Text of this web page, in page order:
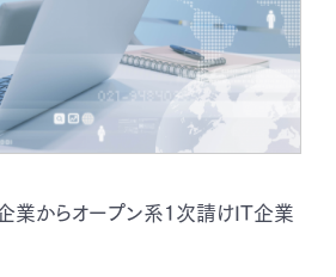
業からオープン系1次請けIT企業